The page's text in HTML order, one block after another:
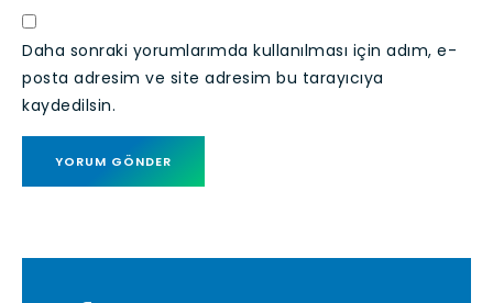
Daha sonraki yorumlarımda kullanılması için adım, e-
posta adresim ve site adresim bu tarayıcıya
kaydedilsin.